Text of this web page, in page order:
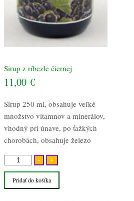
Sirup z ríbezle čiernej
11,00 €
Sirup 250 ml, obsahuje veľké
množstvo vitamnov a minerálov,
vhodný pri únave, po ťažkých
chorobách, obsahuje železo
-
množstvo
Sirup
+
Pridať do košíka